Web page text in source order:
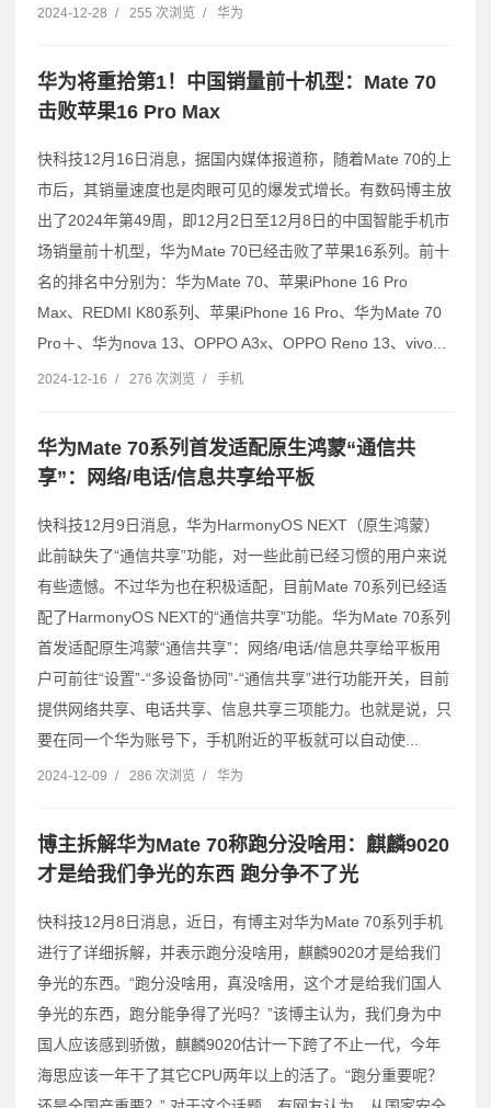
2024-12-28 / 255 次浏览 / 华为
华为将重拾第1！中国销量前十机型：Mate 70
击败苹果16 Pro Max
快科技12月16日消息，据国内媒体报道称，随着Mate 70的上
市后，其销量速度也是肉眼可见的爆发式增长。有数码博主放
出了2024年第49周，即12月2日至12月8日的中国智能手机市
场销量前十机型，华为Mate 70已经击败了苹果16系列。前十
名的排名中分别为：华为Mate 70、苹果iPhone 16 Pro
Max、REDMI K80系列、苹果iPhone 16 Pro、华为Mate 70
Pro＋、华为nova 13、OPPO A3x、OPPO Reno 13、vivo...
2024-12-16 / 276 次浏览 / 手机
华为Mate 70系列首发适配原生鸿蒙“通信共
享”：网络/电话/信息共享给平板
快科技12月9日消息，华为HarmonyOS NEXT（原生鸿蒙）
此前缺失了“通信共享”功能，对一些此前已经习惯的用户来说
有些遗憾。不过华为也在积极适配，目前Mate 70系列已经适
配了HarmonyOS NEXT的“通信共享”功能。华为Mate 70系列
首发适配原生鸿蒙“通信共享”：网络/电话/信息共享给平板用
户可前往“设置”-“多设备协同”-“通信共享”进行功能开关，目前
提供网络共享、电话共享、信息共享三项能力。也就是说，只
要在同一个华为账号下，手机附近的平板就可以自动使...
2024-12-09 / 286 次浏览 / 华为
博主拆解华为Mate 70称跑分没啥用：麒麟9020
才是给我们争光的东西 跑分争不了光
快科技12月8日消息，近日，有博主对华为Mate 70系列手机
进行了详细拆解，并表示跑分没啥用，麒麟9020才是给我们
争光的东西。“跑分没啥用，真没啥用，这个才是给我们国人
争光的东西，跑分能争得了光吗？”该博主认为，我们身为中
国人应该感到骄傲，麒麟9020估计一下跨了不止一代，今年
海思应该一年干了其它CPU两年以上的活了。“跑分重要呢？